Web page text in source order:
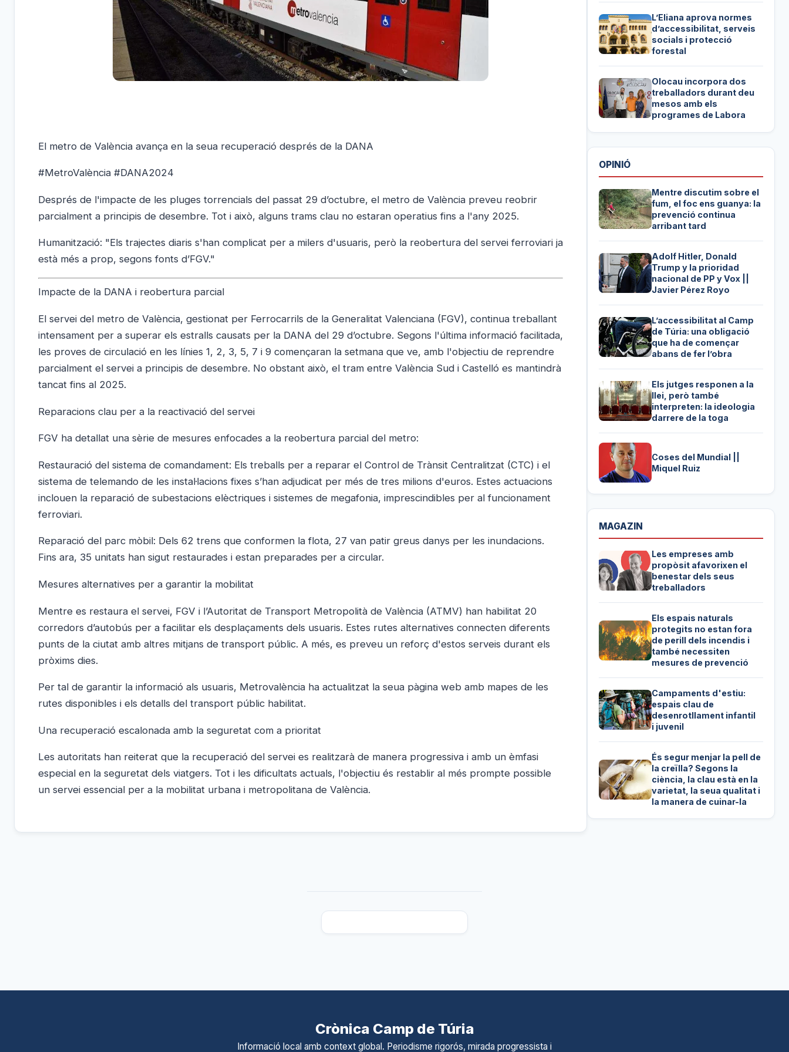
El metro de València avança en la seua recuperació després de la DANA
#MetroValència #DANA2024
Després de l'impacte de les pluges torrencials del passat 29 d’octubre, el metro de València preveu reobrir
parcialment a principis de desembre. Tot i això, alguns trams clau no estaran operatius fins a l'any 2025.
Humanització: "Els trajectes diaris s'han complicat per a milers d'usuaris, però la reobertura del servei ferroviari ja
està més a prop, segons fonts d’FGV."
Impacte de la DANA i reobertura parcial
El servei del metro de València, gestionat per Ferrocarrils de la Generalitat Valenciana (FGV), continua treballant
intensament per a superar els estralls causats per la DANA del 29 d’octubre. Segons l'última informació facilitada,
les proves de circulació en les línies 1, 2, 3, 5, 7 i 9 començaran la setmana que ve, amb l'objectiu de reprendre
parcialment el servei a principis de desembre. No obstant això, el tram entre València Sud i Castelló es mantindrà
tancat fins al 2025.
Reparacions clau per a la reactivació del servei
FGV ha detallat una sèrie de mesures enfocades a la reobertura parcial del metro:
Restauració del sistema de comandament: Els treballs per a reparar el Control de Trànsit Centralitzat (CTC) i el
sistema de telemando de les instal·lacions fixes s’han adjudicat per més de tres milions d'euros. Estes actuacions
inclouen la reparació de subestacions elèctriques i sistemes de megafonia, imprescindibles per al funcionament
ferroviari.
Reparació del parc mòbil: Dels 62 trens que conformen la flota, 27 van patir greus danys per les inundacions.
Fins ara, 35 unitats han sigut restaurades i estan preparades per a circular.
Mesures alternatives per a garantir la mobilitat
Mentre es restaura el servei, FGV i l’Autoritat de Transport Metropolità de València (ATMV) han habilitat 20
corredors d’autobús per a facilitar els desplaçaments dels usuaris. Estes rutes alternatives connecten diferents
punts de la ciutat amb altres mitjans de transport públic. A més, es preveu un reforç d'estos serveis durant els
pròxims dies.
Per tal de garantir la informació als usuaris, Metrovalència ha actualitzat la seua pàgina web amb mapes de les
rutes disponibles i els detalls del transport públic habilitat.
Una recuperació escalonada amb la seguretat com a prioritat
Les autoritats han reiterat que la recuperació del servei es realitzarà de manera progressiva i amb un èmfasi
especial en la seguretat dels viatgers. Tot i les dificultats actuals, l'objectiu és restablir al més prompte possible
un servei essencial per a la mobilitat urbana i metropolitana de València.
L’Eliana aprova normes
d’accessibilitat, serveis
socials i protecció
forestal
Olocau incorpora dos
treballadors durant deu
mesos amb els
programes de Labora
OPINIÓ
Mentre discutim sobre el
fum, el foc ens guanya: la
prevenció continua
arribant tard
Adolf Hitler, Donald
Trump y la prioridad
nacional de PP y Vox ||
Javier Pérez Royo
L’accessibilitat al Camp
de Túria: una obligació
que ha de començar
abans de fer l’obra
Els jutges responen a la
llei, però també
interpreten: la ideologia
darrere de la toga
Coses del Mundial ||
Miquel Ruiz
MAGAZIN
Les empreses amb
propòsit afavorixen el
benestar dels seus
treballadors
Els espais naturals
protegits no estan fora
de perill dels incendis i
també necessiten
mesures de prevenció
Campaments d'estiu:
espais clau de
desenrotllament infantil
i juvenil
És segur menjar la pell de
la creïlla? Segons la
ciència, la clau està en la
varietat, la seua qualitat i
la manera de cuinar-la
Crònica Camp de Túria
Informació local amb context global. Periodisme rigorós, mirada progressista i